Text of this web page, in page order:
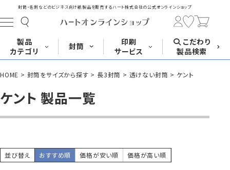
封筒・名刺などのビジネス向け紙製品を販売するハート株式会社の公式オンラインショップ
製品
カテゴリ
封筒
長形封筒 角形封筒 洋形封筒 その他
120×235 120×235
印刷
サービス
こだわり
製品検索
HOME 封筒をサイズから探す 長3封筒 透けない封筒 ケント
ケント 製品一覧
並び替え おすすめ順 価格が安い順 価格が高い順